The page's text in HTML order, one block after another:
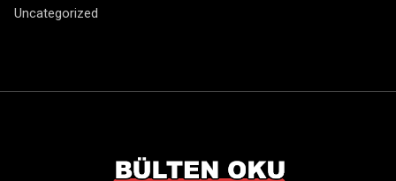
Uncategorized